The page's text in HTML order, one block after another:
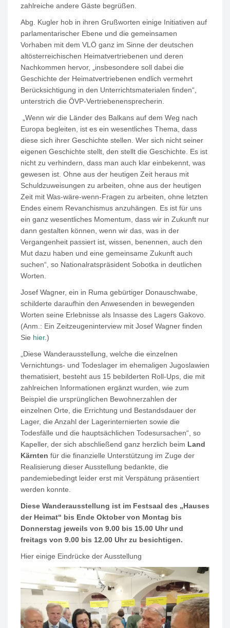
zahlreiche andere Gäste begrüßen.
Abg. Kugler hob in ihren Grußworten einige Initiativen auf
parlamentarischer Ebene und die gemeinsamen
Vorhaben mit dem VLÖ ganz im Sinne der deutschen
altösterreichischen Heimatvertriebenen und deren
Nachkommen hervor, „insbesondere soll dabei die
Geschichte der Heimatvertriebenen endlich vermehrt
Berücksichtigung in den Unterrichtsmaterialen finden“,
unterstrich die ÖVP-Vertriebenensprecherin.
„Wenn wir die Länder des Balkans auf dem Weg nach
Europa begleiten, ist es ein wesentliches Thema, dass
diese sich ihrer Geschichte stellen. Wer sich nicht seiner
eigenen Geschichte stellt, den stellt die Geschichte. Es ist
nicht zu verhindern, dass man auch klar einbekennt, was
gewesen ist. Ohne aus der heutigen Zeit heraus mit
Schuldzuweisungen zu arbeiten, ohne aus der heutigen
Zeit mit Was-wäre-wenn-Fragen zu arbeiten, ohne letzten
Endes einem Revanchismus anzuhängen. Es ist für uns
ein ganz wesentliches Momentum, dass wir in Zukunft nur
dann gestalten können, wenn wir das, was in der
Vergangenheit passiert ist, wissen, benennen, auch den
Mut dazu haben und eine gemeinsame Zukunft auch
suchen“, so Nationalratspräsident Sobotka in deutlichen
Worten.
Josef Wagner, ein in Ruma gebürtiger Donauschwabe,
schilderte daraufhin den Anwesenden in bewegenden
Worten seine Erlebnisse als Insasse des Lagers Gakovo.
(Anm.: Ein Zeitzeugeninterview mit Josef Wagner finden
Sie hier.)
„Diese Wanderausstellung, welche die einzelnen
Vernichtungs- und Todeslager im ehemaligen Jugoslawien
thematisiert, besteht aus 15 bebilderten Roll-Ups, die mit
zahlreichen Informationen ergänzt wurden, wie zum
Beispiel die ursprünglichen Bewohnerzahlen der
einzelnen Orte, die Errichtung und Bestandsdauer der
Lager, die Anzahl der Lagerinternierten sowie die
Todesfälle und die hauptsächlichen Todesursachen“, so
Kapeller, der sich abschließend ganz herzlich beim Land
Kärnten für die finanzielle Unterstützung im Zuge der
Realisierung dieser Ausstellung bedankte, die
pandemiebedingt leider erst mit Verspätung präsentiert
werden konnte.
Diese Wanderausstellung ist im Festsaal des „Hauses
der Heimat“ bis Ende Oktober von Montag bis
Donnerstag jeweils von 9.00 bis 15.00 Uhr und
freitags von 9.00 bis 12.00 Uhr zu besichtigen.
Hier einige Eindrücke der Ausstellung